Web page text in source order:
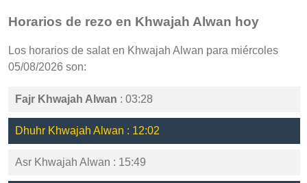
Horarios de rezo en Khwajah Alwan hoy
Los horarios de salat en Khwajah Alwan para miércoles
05/08/2026 son:
Fajr Khwajah Alwan : 03:28
Dhuhr Khwajah Alwan : 12:02
Asr Khwajah Alwan : 15:49